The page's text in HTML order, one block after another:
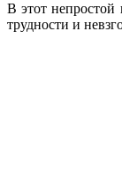
В этот непростой
трудности и